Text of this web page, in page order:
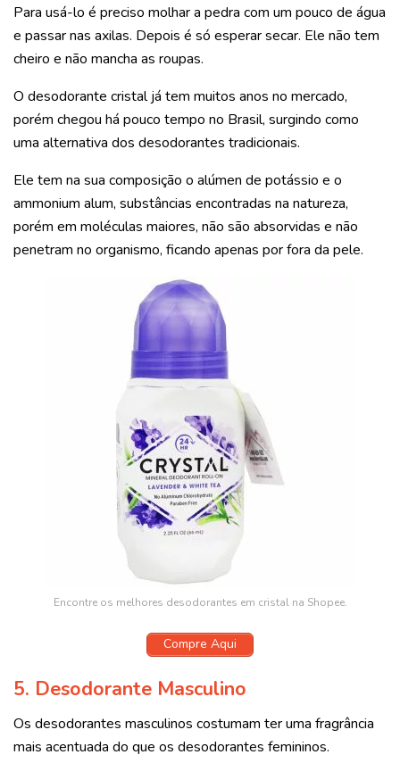
Para usá-lo é preciso molhar a pedra com um pouco de água
e passar nas axilas. Depois é só esperar secar. Ele não tem
cheiro e não mancha as roupas.
O desodorante cristal já tem muitos anos no mercado,
porém chegou há pouco tempo no Brasil, surgindo como
uma alternativa dos desodorantes tradicionais.
Ele tem na sua composição o alúmen de potássio e o
ammonium alum, substâncias encontradas na natureza,
porém em moléculas maiores, não são absorvidas e não
penetram no organismo, ficando apenas por fora da pele.
Encontre os melhores desodorantes em cristal na Shopee.
Compre Aqui
5. Desodorante Masculino
Os desodorantes masculinos costumam ter uma fragrância
mais acentuada do que os desodorantes femininos.